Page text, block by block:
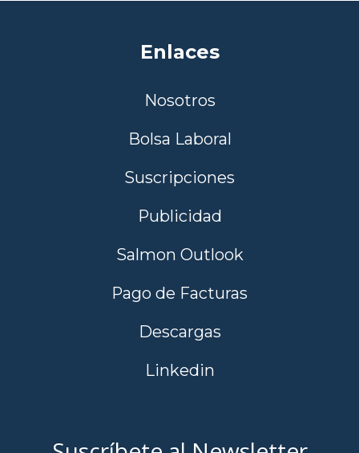
Enlaces
Nosotros
Bolsa Laboral
Suscripciones
Publicidad
Salmon Outlook
Pago de Facturas
Descargas
Linkedin